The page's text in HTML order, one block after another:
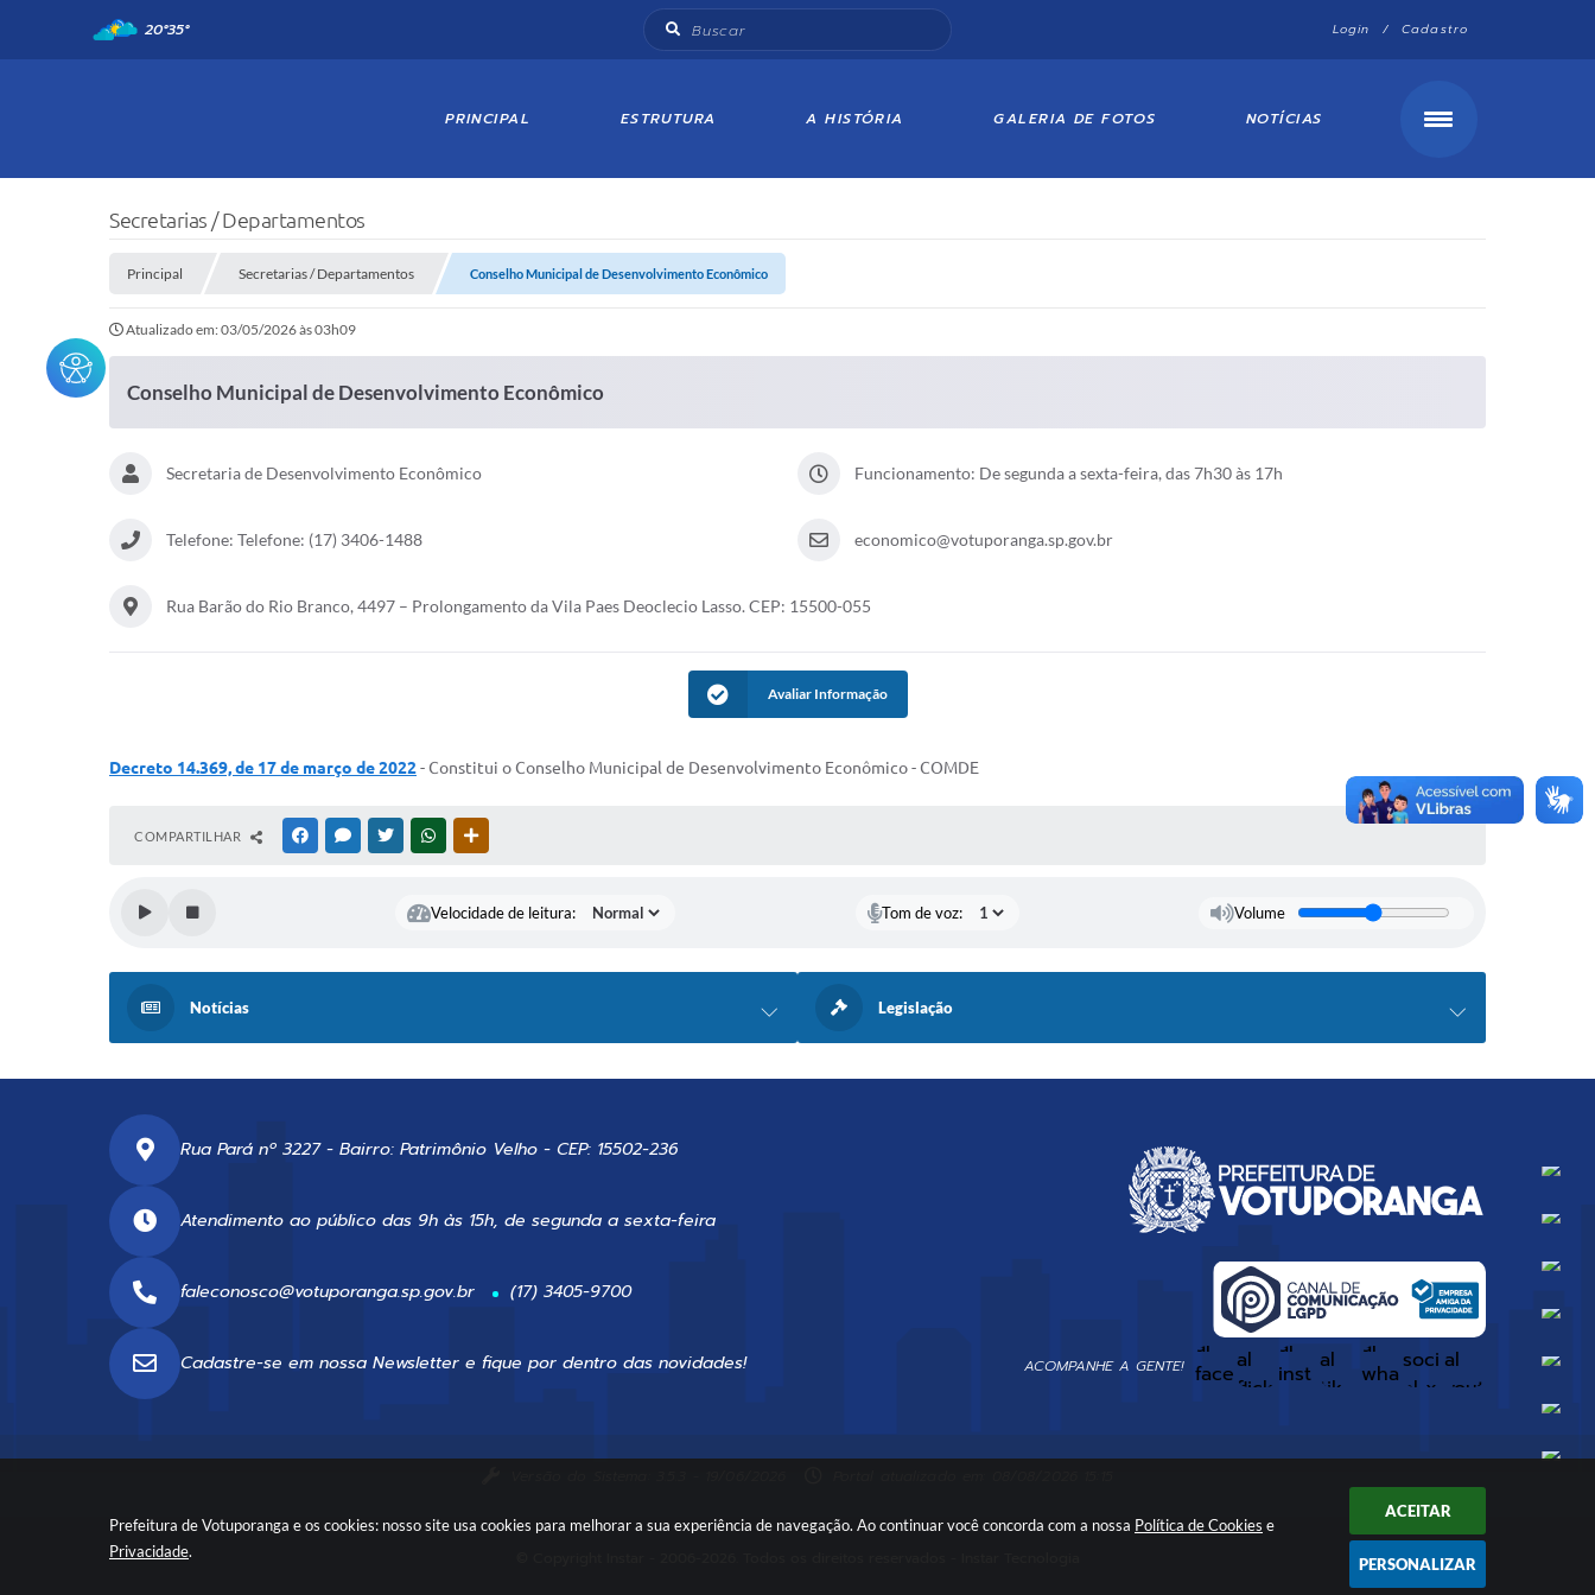
Prefeitura de Votuporanga e os cookies: nosso site usa cookies para melhorar a sua experiência de navegação. Ao continuar você concorda com a nossa Política de Cookies e
Privacidade.
ACEITAR
PERSONALIZAR
Login / Cadastro
20°35°
PRINCIPAL ESTRUTURA A HISTÓRIA GALERIA DE FOTOS NOTÍCIAS
Secretarias / Departamentos
Principal Secretarias / Departamentos Conselho Municipal de Desenvolvimento Econômico
Atualizado em: 03/05/2026 às 03h09
Conselho Municipal de Desenvolvimento Econômico
Secretaria de Desenvolvimento Econômico Funcionamento: De segunda a sexta-feira, das 7h30 às 17h
Telefone: Telefone: (17) 3406-1488 economico@votuporanga.sp.gov.br
Rua Barão do Rio Branco, 4497 – Prolongamento da Vila Paes Deoclecio Lasso. CEP: 15500-055
Avaliar Informação
Decreto 14.369, de 17 de março de 2022- Constitui o Conselho Municipal de Desenvolvimento Econômico - COMDE
COMPARTILHAR FACEBOOKMESSENGER
TWITTERWHATSAPP
Velocidade de leitura: Tom de voz: Volume
Notícias Legislação
Rua Pará nº 3227 - Bairro: Patrimônio Velho - CEP: 15502-236
Atendimento ao público das 9h às 15h, de segunda a sexta-feira
faleconosco@votuporanga.sp.gov.br (17) 3405-9700
Cadastre-se em nossa Newsletter e fique por dentro das novidades! ACOMPANHE A GENTE!